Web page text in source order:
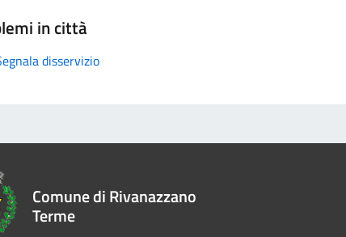
in città
disservizio
Comune di Rivanazzano
Terme